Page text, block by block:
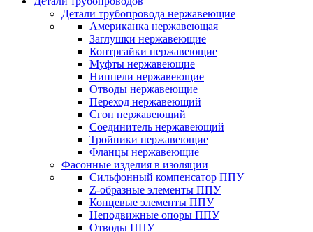
Детали трубопровода нержавеющие
Американка нержавеющая
Заглушки нержавеющие
Контргайки нержавеющие
Муфты нержавеющие
Ниппели нержавеющие
Отводы нержавеющие
Переход нержавеющий
Сгон нержавеющий
Соединитель нержавеющий
Тройники нержавеющие
Фланцы нержавеющие
Фасонные изделия в изоляции
Cильфонный компенсатор ППУ
Z-образные элементы ППУ
Концевые элементы ППУ
Неподвижные опоры ППУ
Отводы ППУ